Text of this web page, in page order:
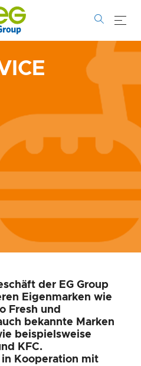
der EG Group
Eigenmarken wie
Fresh und
bekannte Marken
beispielsweise
KFC.
in Kooperation mit